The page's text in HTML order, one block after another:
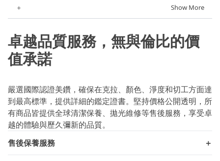
＋ Show More
卓越品質服務，無與倫比的價
值承諾
嚴選國際認證美鑽，確保在克拉、顏色、淨度和切工方面達
到最高標準，提供詳細的鑑定證書。堅持價格公開透明，所
有商品皆提供全球清潔保養、拋光維修等售後服務，享受卓
越的體驗與歷久彌新的品質。
售後保養服務
＋